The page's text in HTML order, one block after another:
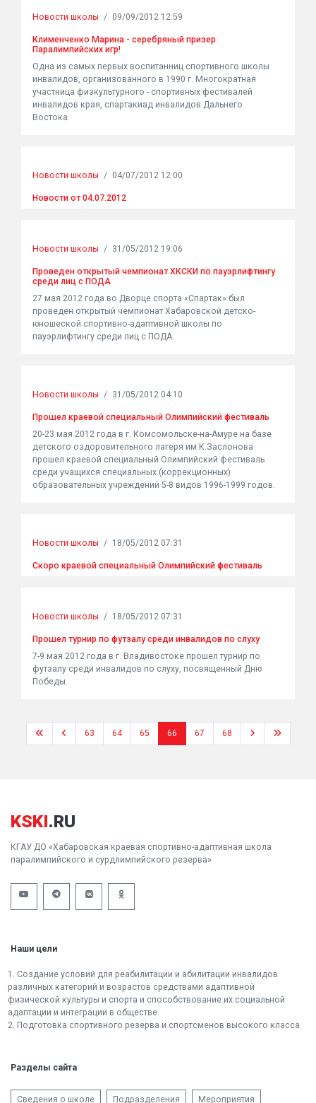
Новости школы / 09/09/2012 12:59
Клименченко Марина - серебряный призер
Паралимпийских игр!
Одна из самых первых воспитанниц спортивного школы
инвалидов, организованного в 1990 г. Многократная
участница физкультурного - спортивных фестивалей
инвалидов края, спартакиад инвалидов Дальнего
Востока.
Новости школы / 04/07/2012 12:00
Новости от 04.07.2012
Новости школы / 31/05/2012 19:06
Проведен открытый чемпионат ХКСКИ по пауэрлифтингу
среди лиц с ПОДА
27 мая 2012 года во Дворце спорта «Спартак» был
проведен открытый чемпионат Хабаровской детско-
юношеской спортивно-адаптивной школы по
пауэрлифтингу среди лиц с ПОДА.
Новости школы / 31/05/2012 04:10
Прошел краевой специальный Олимпийский фестиваль
20-23 мая 2012 года в г. Комсомольске-на-Амуре на базе
детского оздоровительного лагеря им.К.Заслонова
прошел краевой специальный Олимпийский фестиваль
среди учащихся специальных (коррекционных)
образовательных учреждений 5-8 видов 1996-1999 годов.
Новости школы / 18/05/2012 07:31
Скоро краевой специальный Олимпийский фестиваль
Новости школы / 18/05/2012 07:31
Прошел турнир по футзалу среди инвалидов по слуху
7-9 мая 2012 года в г. Владивостоке прошел турнир по
футзалу среди инвалидов по слуху, посвященный Дню
Победы.
63 64 65 66 67 68
KSKI.RU
КГАУ ДО «Хабаровская краевая спортивно-адаптивная школа
паралимпийского и сурдлимпийского резерва»
Наши цели
1. Создание условий для реабилитации и абилитации инвалидов
различных категорий и возрастов средствами адаптивной
физической культуры и спорта и способствование их социальной
адаптации и интеграции в обществе.
2. Подготовка спортивного резерва и спортсменов высокого класса.
Разделы сайта
Сведения о школе Подразделения Мероприятия